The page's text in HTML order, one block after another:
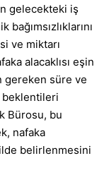
gelecekteki iş
ve miktarı
alacaklısı eşin
gereken süre ve
beklentileri
Bürosu, bu
nafaka
belirlenmesini